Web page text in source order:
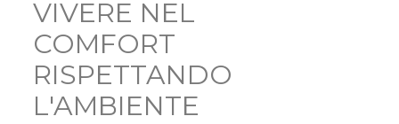
VIVERE NEL
COMFORT
RISPETTANDO
L'AMBIENTE